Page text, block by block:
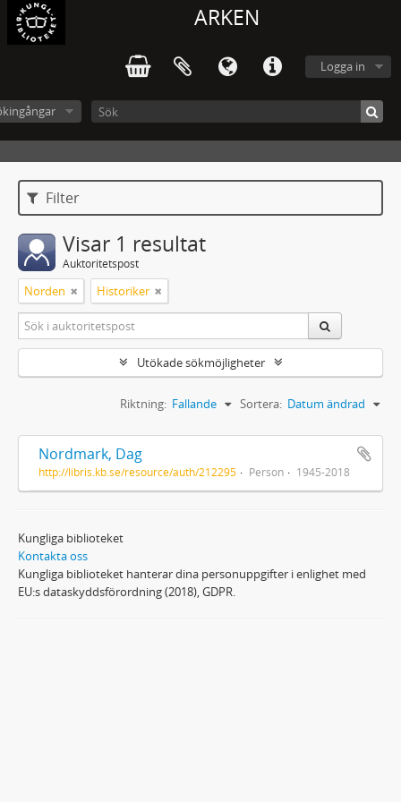
ARKEN
Logga in
Filter
Visar 1 resultat
Auktoritetspost
Norden Historiker
Utökade sökmöjligheter
Sortera: Datum ändrad
Riktning: Fallande
Nordmark, Dag
http://libris.kb.se/resource/auth/212295 Person 1945-2018
Kungliga biblioteket
Kontakta oss
Kungliga biblioteket hanterar dina personuppgifter i enlighet med
EU:s dataskyddsförordning (2018), GDPR.